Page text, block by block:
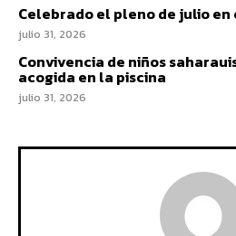
Celebrado el pleno de julio
julio 31, 2026
Convivencia de niños
acogida en la piscina
julio 31, 2026